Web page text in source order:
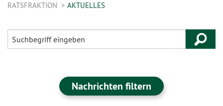
RATSFRAKTION AKTUELLES
Nachrichten filtern